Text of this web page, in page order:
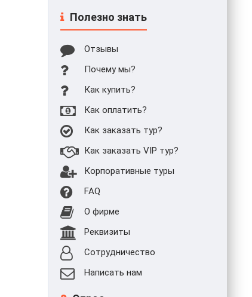
Полезно знать
Отзывы
Почему мы?
Как купить?
Как оплатить?
Как заказать тур?
Как заказать VIP тур?
Корпоративные туры
FAQ
О фирме
Реквизиты
Сотрудничество
Написать нам